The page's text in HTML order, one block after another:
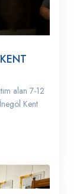
alan 7-12
Kent